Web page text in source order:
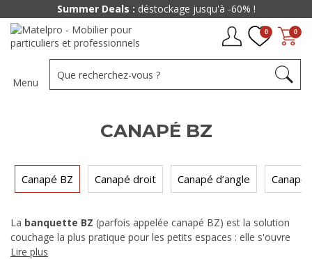
0
0
Menu
CANAPÉ BZ
Canapé BZ Canapé droit Canapé d’angle Canapé
La banquette BZ (parfois appelée canapé BZ) est la solution
couchage la plus pratique pour les petits espaces : elle s'ouvre
d'un seul geste pour transformer le canapé en lit, avec un vrai
Lire plus
Summer Deals : déstockage jusqu'à -60% !